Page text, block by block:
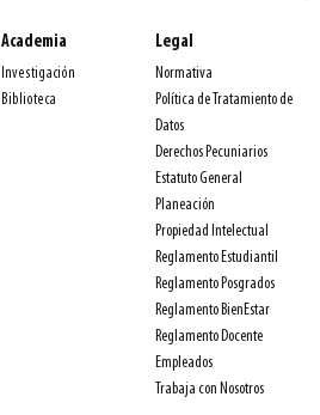
Academia
Investigación
Biblioteca
Legal
Normativa
Política de Tratamiento de
Datos
Derechos Pecuniarios
Estatuto General
Planeación
Propiedad Intelectual
Reglamento Estudiantil
Reglamento Posgrados
Reglamento BienEstar
Reglamento Docente
Empleados
Trabaja con Nosotros